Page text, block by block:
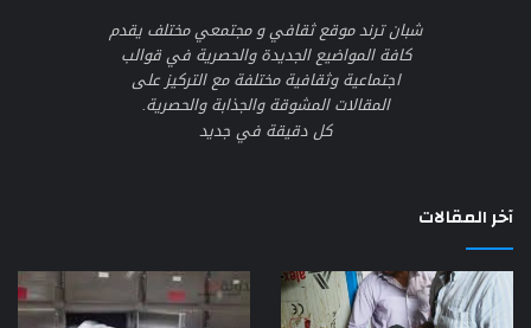
شبان ترند موقع ثقافي و مجتمعي مختلف يقدم
كافة المواضيع الجديدة والحصرية في قوالب
اجتماعية وثقافية مختلفة مع التركيز على
المقالات المشوقة والجذابة والحصرية.
كل دقيقة في جديد
آخر المقالات